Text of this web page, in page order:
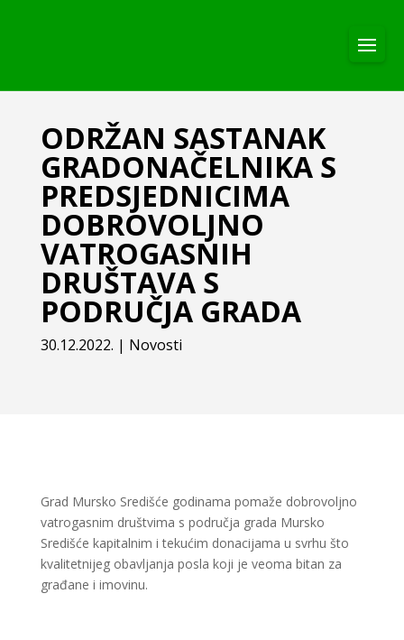
ODRŽAN SASTANAK
GRADONAČELNIKA S
PREDSJEDNICIMA
DOBROVOLJNO
VATROGASNIH
DRUŠTAVA S
PODRUČJA GRADA
30.12.2022. | Novosti
Grad Mursko Središće godinama pomaže dobrovoljno
vatrogasnim društvima s područja grada Mursko
Središće kapitalnim i tekućim donacijama u svrhu što
kvalitetnijeg obavljanja posla koji je veoma bitan za
građane i imovinu.